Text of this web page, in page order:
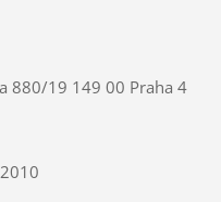
880/19 149 00 Praha 4